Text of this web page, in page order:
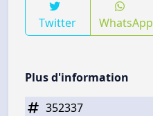
Twitter WhatsApp
Plus d'information
352337